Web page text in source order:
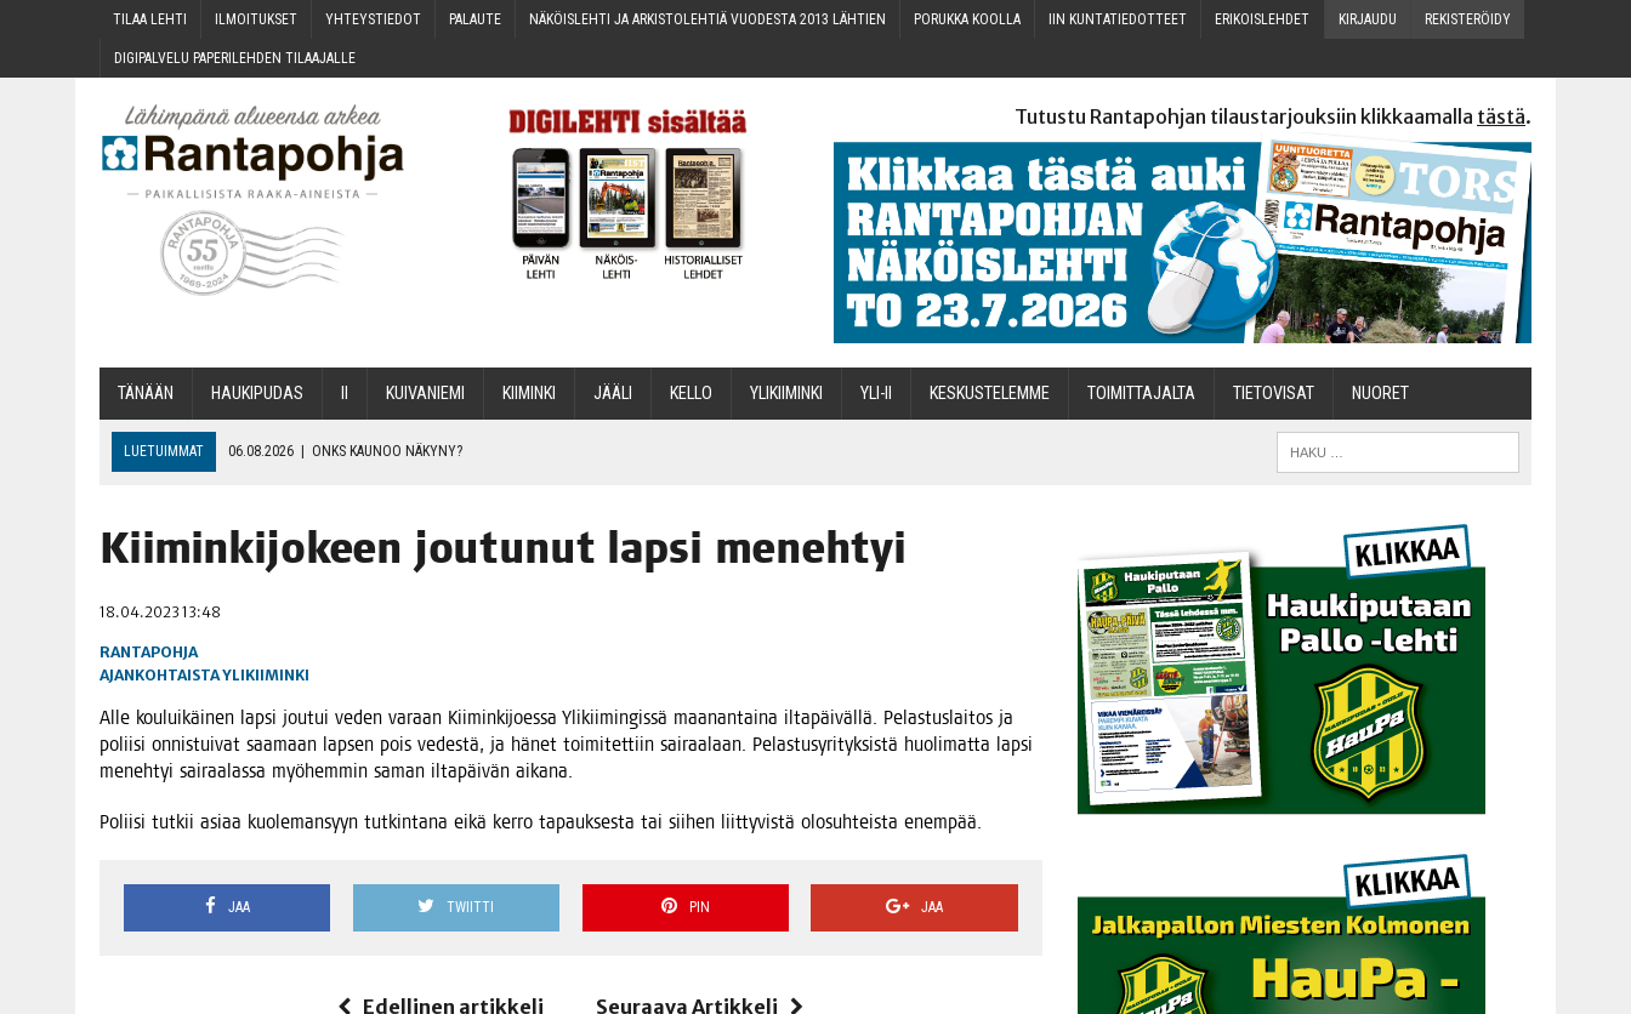
TILAA LEH­TI ILMOI­TUK­SET YHTEYS­TIE­DOT PALAU­TE NÄKÖIS­LEH­TI JA ARKIS­TO­LEH­TIÄ VUO­DES­TA 2013 LÄHTIEN PORUK­KA KOOLLA IIN KUN­TA­TIE­DOT­TEET ERI­KOIS­LEH­DET KIR­JAU­DU REKIS­TE­RÖI­DY
DIGI­PAL­VE­LU PAPE­RI­LEH­DEN TILAAJALLE
Tutustu Rantapohjan tilaustarjouksiin klikkaamalla tästä.
TÄNÄÄN HAU­KI­PU­DAS KUI­VA­NIE­MI KII­MIN­KI JÄÄ­LI KEL­LO YLI­KII­MIN­KI YLI-II KES­KUS­TE­LEM­ME TOI­MIT­TA­JAL­TA TIETOVISAT NUO­RET
LUETUIMMAT 06.08.2026 | ONKS KAU­NOO NÄKYNY?
06.08.2026 | OPIN­TOI­HIN KAN­SA­LAIS­OPIS­TOS­SA VOI SAA­DA AVUSTUSTA
TOI­VEI­DEN KOTI IISTÄ!
06.08.2026 | KII­MIN­KI­PÄI­VÄT JÄR­JES­TE­TÄÄN PERIN­TEI­TÄ KUNNIOITTAEN
Kii­min­ki­jo­keen jou­tu­nut lap­si menehtyi
18.04.2023 13:48
RANTAPOHJA
AJANKOHTAISTAYLIKIIMINKI
Alle kou­lui­käi­nen lap­si jou­tui veden varaan Kii­min­ki­joes­sa Yli­kii­min­gis­sä maa­nan­tai­na ilta­päi­väl­lä. Pelas­tus­lai­tos ja
polii­si onnis­tui­vat saa­maan lap­sen pois vedes­tä, ja hänet toi­mi­tet­tiin sai­raa­laan. Pelas­tus­yri­tyk­sis­tä huo­li­mat­ta lap­si
meneh­tyi sai­raa­las­sa myö­hem­min saman ilta­päi­vän aikana.
Polii­si tut­kii asi­aa kuo­le­man­syyn tut­kin­ta­na eikä ker­ro tapauk­ses­ta tai sii­hen liit­ty­vis­tä olo­suh­teis­ta enempää.
JAA TWIITTI PIN JAA
Edellinen artikkeli Seuraava Artikkeli